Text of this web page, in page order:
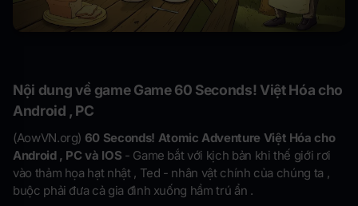
Nội dung về game Game 60 Seconds! Việt Hóa cho
Android , PC
(AowVN.org) 60 Seconds! Atomic Adventure Việt Hóa cho
Android , PC và IOS - Game bắt với kịch bản khi thế giới rơi
vào thảm họa hạt nhật , Ted - nhân vật chính của chúng ta ,
buộc phải đưa cả gia đình xuống hầm trú ẩn .